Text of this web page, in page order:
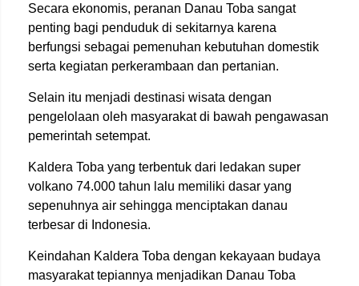
Secara ekonomis, peranan Danau Toba sangat
penting bagi penduduk di sekitarnya karena
berfungsi sebagai pemenuhan kebutuhan domestik
serta kegiatan perkerambaan dan pertanian.
Selain itu menjadi destinasi wisata dengan
pengelolaan oleh masyarakat di bawah pengawasan
pemerintah setempat.
Kaldera Toba yang terbentuk dari ledakan super
volkano 74.000 tahun lalu memiliki dasar yang
sepenuhnya air sehingga menciptakan danau
terbesar di Indonesia.
Keindahan Kaldera Toba dengan kekayaan budaya
masyarakat tepiannya menjadikan Danau Toba